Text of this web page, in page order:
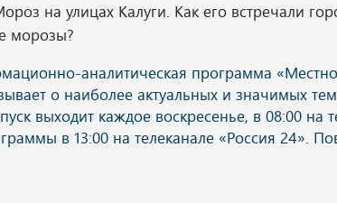
на улицах Калуги. Как его встречали
морозы?